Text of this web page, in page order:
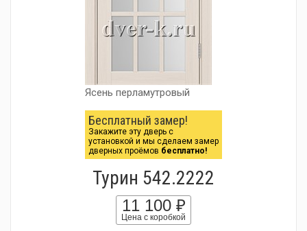
Ясень перламутровый
Бесплатный замер!
Закажите эту дверь с
установкой и мы сделаем замер
дверных проёмов бесплатно!
Турин 542.2222
11 100 ₽
Цена с коробкой